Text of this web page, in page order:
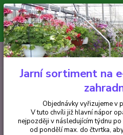
Minimální hodnota pro
V tuto chvíli již hlavní nápor
nejpozději v následujícím týdnu
vyřizujeme v
CZK
+420 602 223 614
Jarní sortiment na
Objednávky vyřizujeme v
V tuto chvíli již hlavní nápor
nejpozději v následujícím týdnu
od pondělí max. do čtvrtka,